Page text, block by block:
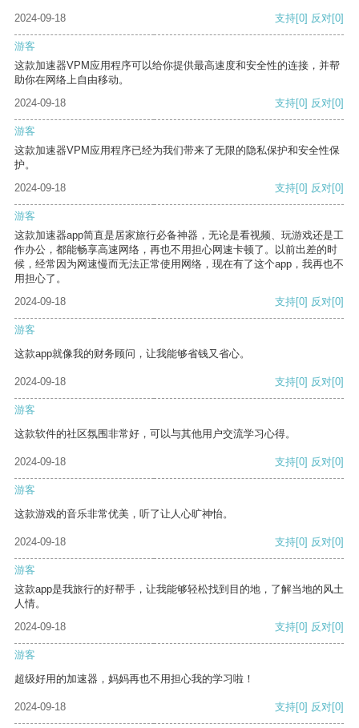
2024-09-18
支持[0] 反对[0]
游客
这款加速器VPM应用程序可以给你提供最高速度和安全性的连接，并帮
助你在网络上自由移动。
2024-09-18
支持[0] 反对[0]
游客
这款加速器VPM应用程序已经为我们带来了无限的隐私保护和安全性保
护。
2024-09-18
支持[0] 反对[0]
游客
这款加速器app简直是居家旅行必备神器，无论是看视频、玩游戏还是工
作办公，都能畅享高速网络，再也不用担心网速卡顿了。以前出差的时
候，经常因为网速慢而无法正常使用网络，现在有了这个app，我再也不
用担心了。
2024-09-18
支持[0] 反对[0]
游客
这款app就像我的财务顾问，让我能够省钱又省心。
2024-09-18 支持[0] 反对[0]
游客
这款软件的社区氛围非常好，可以与其他用户交流学习心得。
2024-09-18 支持[0] 反对[0]
游客
这款游戏的音乐非常优美，听了让人心旷神怡。
2024-09-18 支持[0] 反对[0]
游客
这款app是我旅行的好帮手，让我能够轻松找到目的地，了解当地的风土
人情。
2024-09-18
支持[0] 反对[0]
游客
超级好用的加速器，妈妈再也不用担心我的学习啦！
2024-09-18 支持[0] 反对[0]